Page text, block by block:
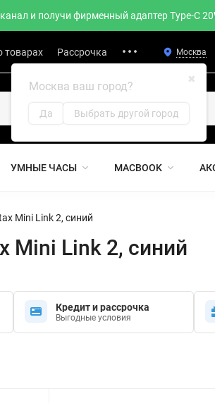
и получи фирменный адаптер Type-C
товарах Рассрочка Москва
✖
Москва ваш город?
Да Выбрать другой город
УМНЫЕ ЧАСЫ MACBOOK
Mini Link 2, синий
Mini Link 2, синий
Кредит и рассрочка
Выгодные условия